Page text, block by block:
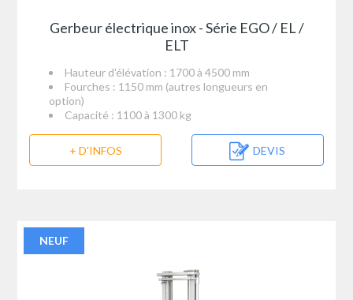
Gerbeur électrique inox - Série EGO / EL /
ELT
Hauteur d'élévation : 1700 à 4500 mm
Fourches : 1150 mm (autres longueurs en
option)
Capacité : 1100 à 1300 kg
+ D'INFOS DEVIS
NEUF